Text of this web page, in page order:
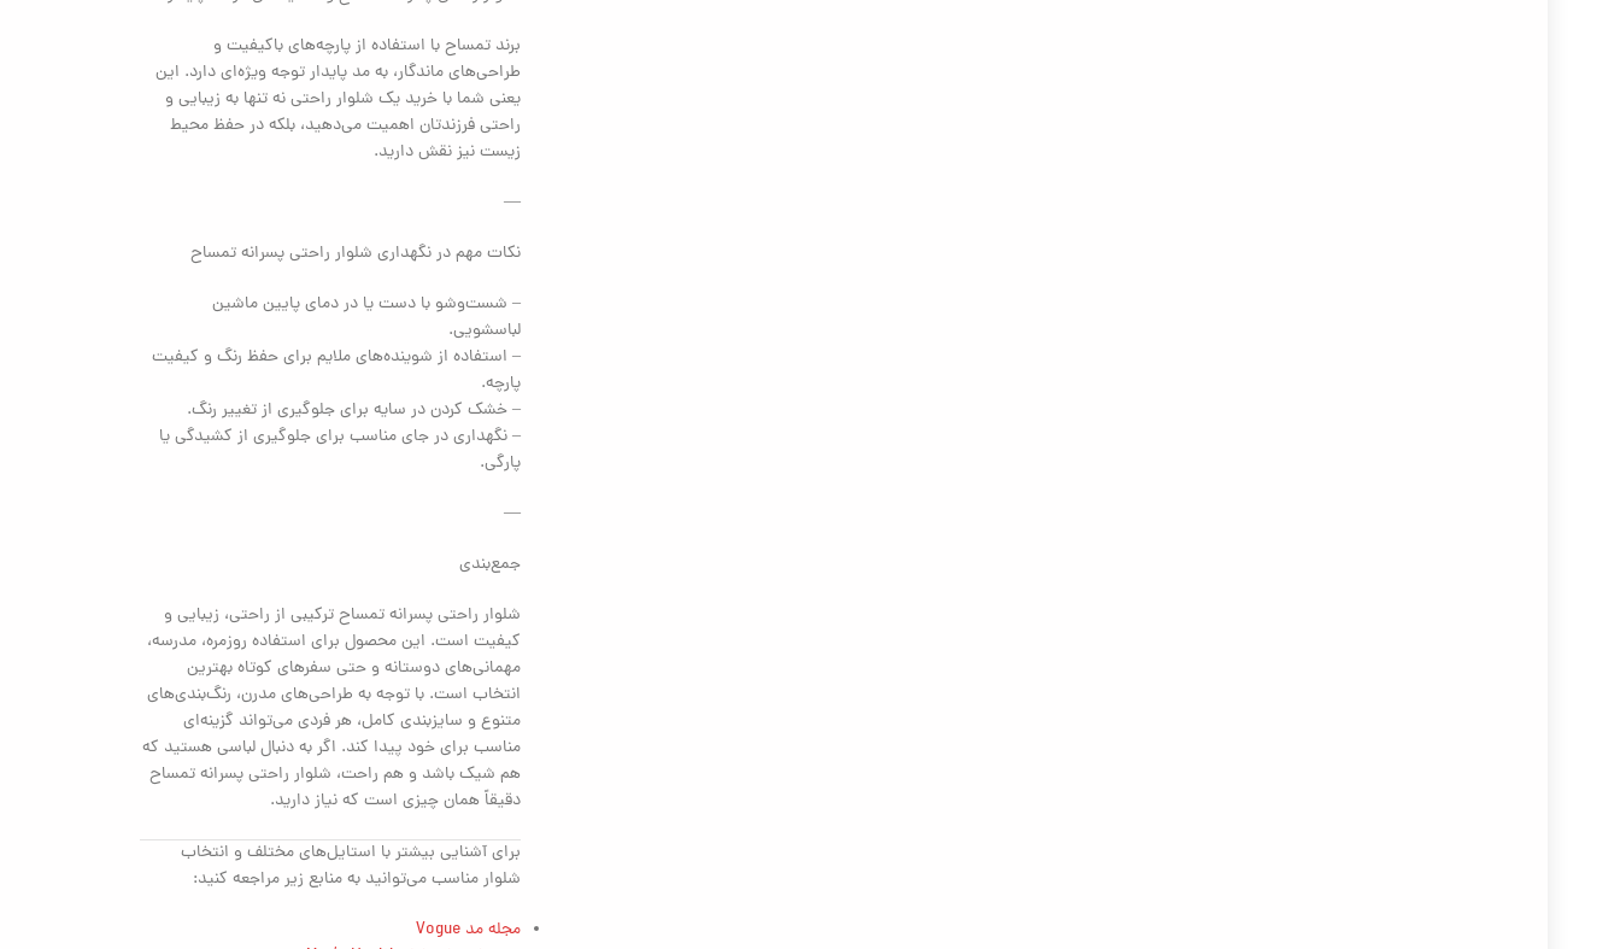
برند تمساح با استفاده از پارچه‌های باکیفیت و
طراحی‌های ماندگار، به مد پایدار توجه ویژه‌ای دارد. این
یعنی شما با خرید یک شلوار راحتی نه تنها به زیبایی و
راحتی فرزندتان اهمیت می‌دهید، بلکه در حفظ محیط
زیست نیز نقش دارید.
—
نکات مهم در نگهداری شلوار راحتی پسرانه تمساح
– شست‌وشو با دست یا در دمای پایین ماشین
لباسشویی.
– استفاده از شوینده‌های ملایم برای حفظ رنگ و کیفیت
پارچه.
– خشک کردن در سایه برای جلوگیری از تغییر رنگ.
– نگهداری در جای مناسب برای جلوگیری از کشیدگی یا
پارگی.
—
جمع‌بندی
شلوار راحتی پسرانه تمساح ترکیبی از راحتی، زیبایی و
کیفیت است. این محصول برای استفاده روزمره، مدرسه،
مهمانی‌های دوستانه و حتی سفرهای کوتاه بهترین
انتخاب است. با توجه به طراحی‌های مدرن، رنگ‌بندی‌های
متنوع و سایزبندی کامل، هر فردی می‌تواند گزینه‌ای
مناسب برای خود پیدا کند. اگر به دنبال لباسی هستید که
هم شیک باشد و هم راحت، شلوار راحتی پسرانه تمساح
دقیقاً همان چیزی است که نیاز دارید.
برای آشنایی بیشتر با استایل‌های مختلف و انتخاب
شلوار مناسب می‌توانید به منابع زیر مراجعه کنید:
مجله مد Vogue